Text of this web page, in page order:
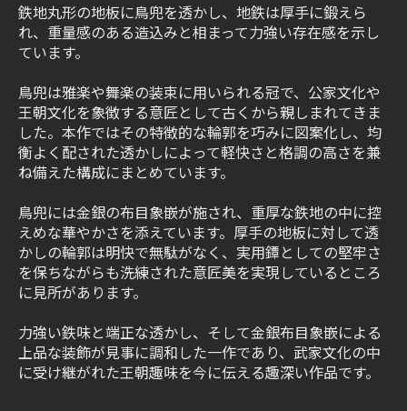
鉄地丸形の地板に鳥兜を透かし、地鉄は厚手に鍛えら
れ、重量感のある造込みと相まって力強い存在感を示し
ています。
鳥兜は雅楽や舞楽の装束に用いられる冠で、公家文化や
王朝文化を象徴する意匠として古くから親しまれてきま
した。本作ではその特徴的な輪郭を巧みに図案化し、均
衡よく配された透かしによって軽快さと格調の高さを兼
ね備えた構成にまとめています。
鳥兜には金銀の布目象嵌が施され、重厚な鉄地の中に控
えめな華やかさを添えています。厚手の地板に対して透
かしの輪郭は明快で無駄がなく、実用鐔としての堅牢さ
を保ちながらも洗練された意匠美を実現しているところ
に見所があります。
力強い鉄味と端正な透かし、そして金銀布目象嵌による
上品な装飾が見事に調和した一作であり、武家文化の中
に受け継がれた王朝趣味を今に伝える趣深い作品です。